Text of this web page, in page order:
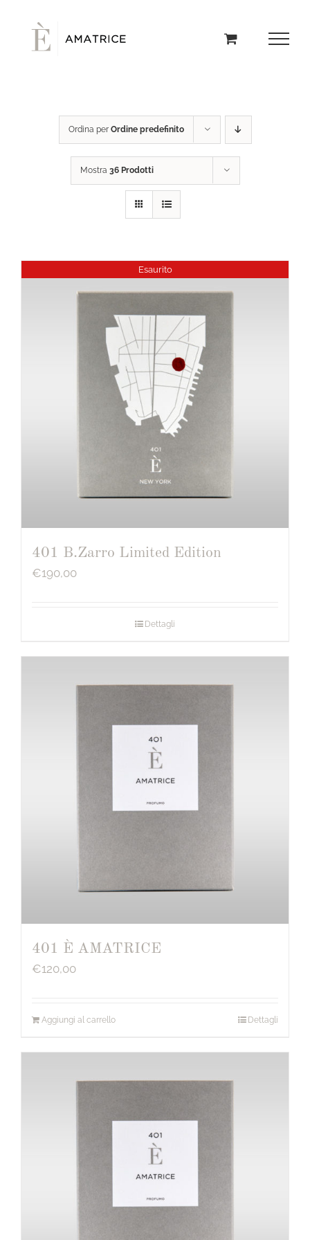
contenuto
Ordina per Ordine predefinito
Mostra 36 Prodotti
Esaurito
401 B.Zarro Limited Edition
€190,00
Dettagli
401 È AMATRICE
€120,00
Aggiungi al carrello Dettagli